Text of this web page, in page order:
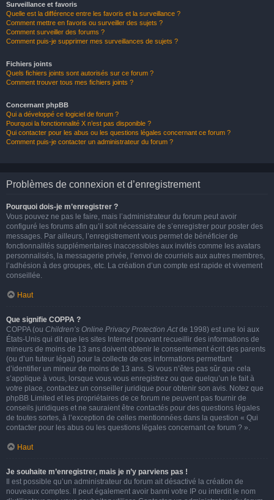
Surveillance et favoris
Quelle est la différence entre les favoris et la surveillance ?
Comment mettre en favoris ou surveiller des sujets ?
Comment surveiller des forums ?
Comment puis-je supprimer mes surveillances de sujets ?
Fichiers joints
Quels fichiers joints sont autorisés sur ce forum ?
Comment trouver tous mes fichiers joints ?
Concernant phpBB
Qui a développé ce logiciel de forum ?
Pourquoi la fonctionnalité X n’est pas disponible ?
Qui contacter pour les abus ou les questions légales concernant ce forum ?
Comment puis-je contacter un administrateur du forum ?
Problèmes de connexion et d’enregistrement
Pourquoi dois-je m’enregistrer ?
Vous pouvez ne pas le faire, mais l’administrateur du forum peut avoir
configuré les forums afin qu’il soit nécessaire de s’enregistrer pour poster des
messages. Par ailleurs, l’enregistrement vous permet de bénéficier de
fonctionnalités supplémentaires inaccessibles aux invités comme les avatars
personnalisés, la messagerie privée, l’envoi de courriels aux autres membres,
l’adhésion à des groupes, etc. La création d’un compte est rapide et vivement
conseillée.
Haut
Que signifie COPPA ?
COPPA (ou Children’s Online Privacy Protection Actde 1998) est une loi aux
États-Unis qui dit que les sites Internet pouvant recueillir des informations de
mineurs de moins de 13 ans doivent obtenir le consentement écrit des parents
(ou d’un tuteur légal) pour la collecte de ces informations permettant
d’identifier un mineur de moins de 13 ans. Si vous n’êtes pas sûr que cela
s’applique à vous, lorsque vous vous enregistrez ou que quelqu’un le fait à
votre place, contactez un conseiller juridique pour obtenir son avis. Notez que
phpBB Limited et les propriétaires de ce forum ne peuvent pas fournir de
conseils juridiques et ne sauraient être contactés pour des questions légales
de toutes sortes, à l’exception de celles mentionnées dans la question « Qui
contacter pour les abus ou les questions légales concernant ce forum ? ».
Haut
Je souhaite m’enregistrer, mais je n’y parviens pas !
Il est possible qu’un administrateur du forum ait désactivé la création de
nouveaux comptes. Il peut également avoir banni votre IP ou interdit le nom